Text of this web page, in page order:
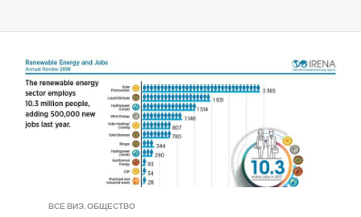
ВСЕ ВИЭ ОБЩЕСТВО